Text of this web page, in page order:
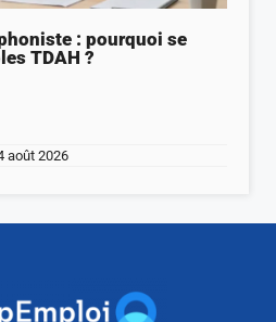
: pourquoi se
TDAH ?
août 2026